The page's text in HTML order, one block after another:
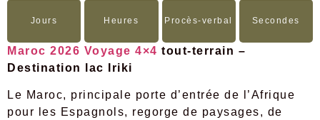
Jours Heures Procès-verbal Secondes
Maroc 2026 Voyage 4×4 tout-terrain –
Destination lac Iriki
Le Maroc, principale porte d’entrée de l’Afrique
pour les Espagnols, regorge de paysages, de